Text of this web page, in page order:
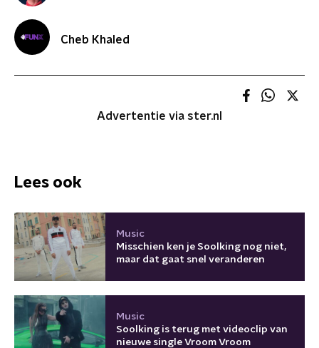
Cheb Khaled
Advertentie via ster.nl
Lees ook
Music
Misschien ken je Soolking nog niet,
maar dat gaat snel veranderen
Music
Soolking is terug met videoclip van
nieuwe single Vroom Vroom